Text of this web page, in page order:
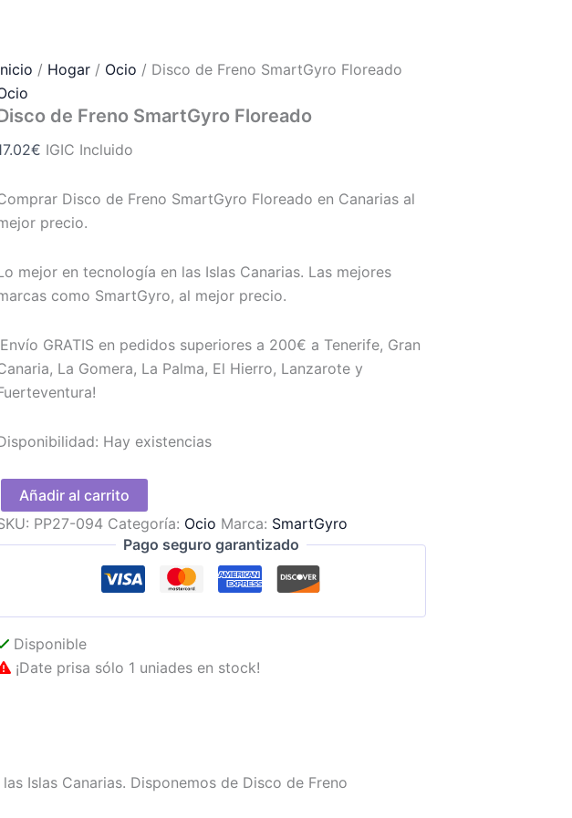
/ Hogar/ Ocio / Disco de Freno SmartGyro Floreado
de Freno SmartGyro Floreado
€ IGIC Incluido
Disco de Freno SmartGyro Floreado en Canarias al
precio.
mejor en tecnología en las Islas Canarias. Las mejores
como SmartGyro, al mejor precio.
GRATIS en pedidos superiores a 200€ a Tenerife, Gran
La Gomera, La Palma, El Hierro, Lanzarote y
Hay existencias
Disco
Añadir al carrito
PP27-094 Categoría: Ocio Marca: SmartGyro
Pago seguro garantizado
Disponible
¡Date prisa sólo 1 uniades en stock!
Islas Canarias. Disponemos de Disco de Freno